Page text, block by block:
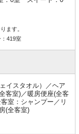
ます。
419室
イスタオル）／ヘア
客室)／暖房便座(全客
室：シャンプー／リ
(全客室)